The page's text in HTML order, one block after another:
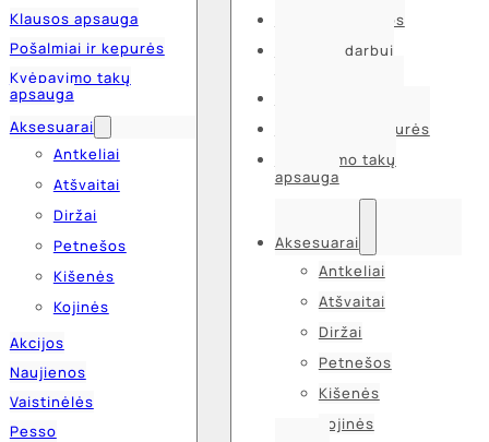
Klausos apsauga
Pošalmiai ir kepurės
Kvėpavimo takų
apsauga
Aksesuarai
Antkeliai
Atšvaitai
Diržai
Petnešos
Kišenės
Kojinės
Akcijos
Naujienos
Vaistinėlės
Pesso
Galvos apsaugos
Apsauga darbui
Pošalmiai ir kepurės
Kvėpavimo takų
apsauga
Aksesuarai
Antkeliai
Atšvaitai
Diržai
Petnešos
Kišenės
Kojinės